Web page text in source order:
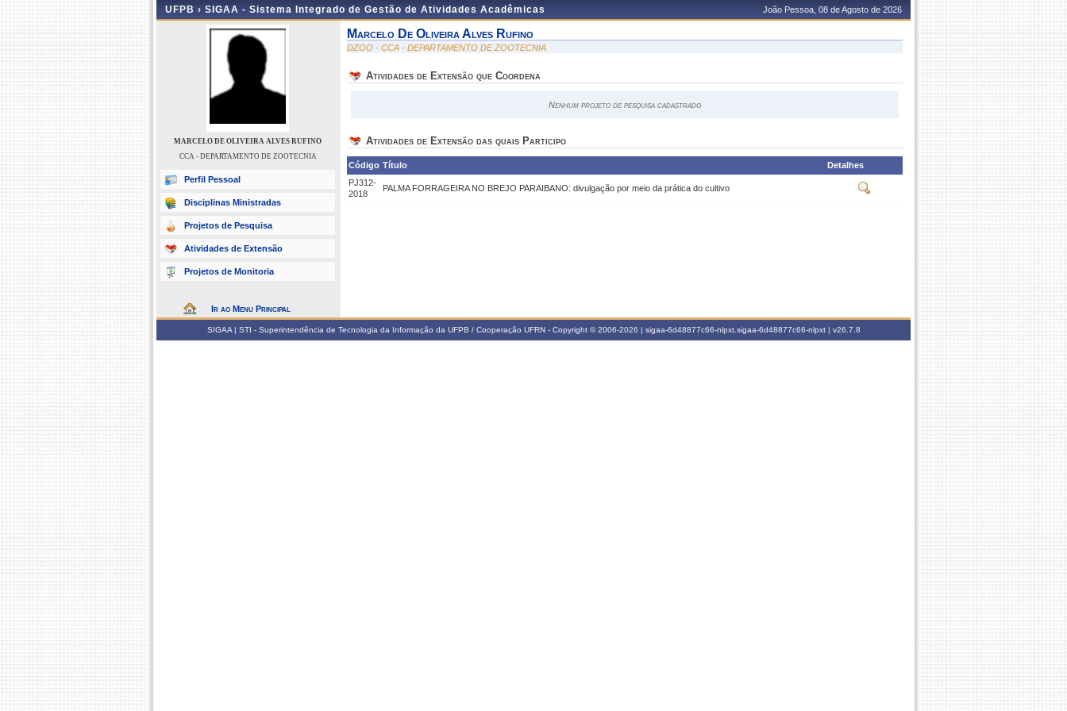
UFPB › SIGAA - Sistema Integrado de Gestão de Atividades Acadêmicas João Pessoa, 08 de Agosto de 2026
MARCELO DE OLIVEIRA ALVES RUFINO
CCA - DEPARTAMENTO DE ZOOTECNIA
Perfil Pessoal
Disciplinas Ministradas
Projetos de Pesquisa
Atividades de Extensão
Projetos de Monitoria
Ir ao Menu Principal
Marcelo De Oliveira Alves Rufino
DZOO - CCA - DEPARTAMENTO DE ZOOTECNIA
Atividades de Extensão que Coordena
Nenhum projeto de pesquisa cadastrado
Atividades de Extensão das quais Participo
Código Título
Detalhes
PJ312-
2018
PALMA FORRAGEIRA NO BREJO PARAIBANO: divulgação por meio da prática do cultivo
SIGAA | STI - Superintendência de Tecnologia da Informação da UFPB / Cooperação UFRN - Copyright © 2006-2026 | sigaa-6d48877c66-nlpxt.sigaa-6d48877c66-nlpxt | v26.7.8